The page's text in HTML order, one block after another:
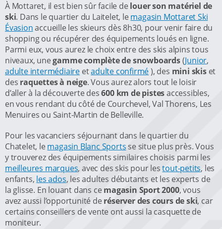
À Mottaret, il est bien sûr facile de louer son matériel de
ski. Dans le quartier du Laitelet, le magasin Mottaret Ski
Évasionaccueille les skieurs dès 8h30, pour venir faire du
shopping ou récupérer des équipements loués en ligne.
Parmi eux, vous aurez le choix entre des skis alpins tous
niveaux, unegamme complète de snowboards(Junior,
adulte intermédiaire etadulte confirmé), des mini skiset
des raquettes à neige. Vous aurez alors tout le loisir
d’aller à la découverte des600 km de pistesaccessibles,
en vous rendant du côté de Courchevel, Val Thorens, Les
Menuires ou Saint-Martin de Belleville.
Pour les vacanciers séjournant dans le quartier du
Chatelet, le magasin Blanc Sportsse situe plus près. Vous
y trouverez des équipements similaires choisis parmi les
meilleures marques, avec des skis pour lestout-petits, les
enfants, les ados, les adultes débutants et les experts de
la glisse. En louant dans cemagasin Sport 2000, vous
avez aussi l’opportunité de réserver des cours de ski, car
certains conseillers de vente ont aussi la casquette de
moniteur.